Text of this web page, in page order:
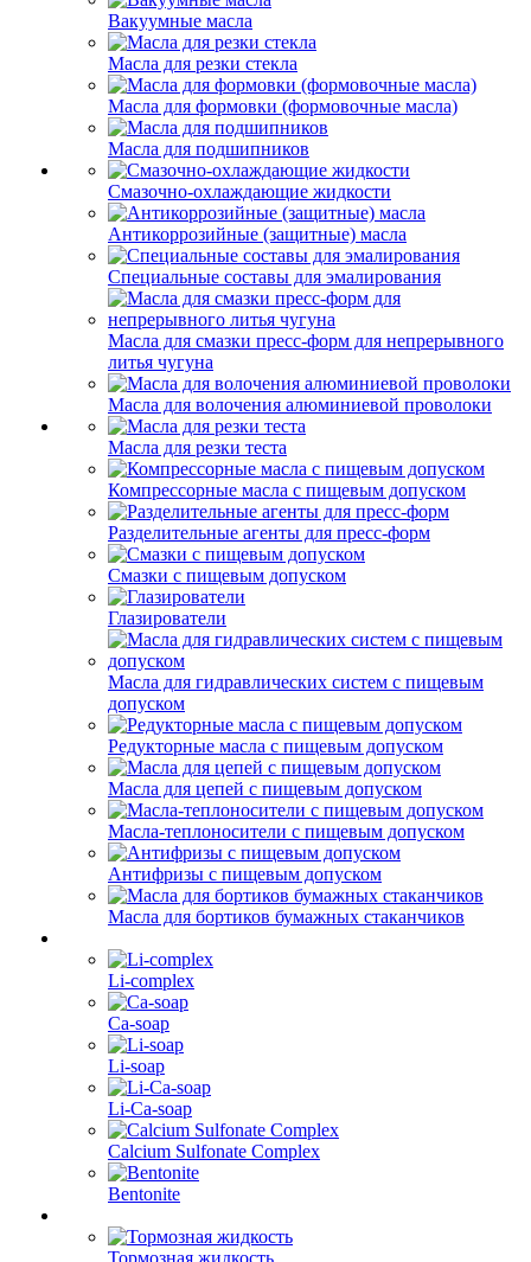
Вакуумные масла
Масла для резки стекла
Масла для формовки (формовочные масла)
Масла для подшипников
Смазочно-охлаждающие жидкости
Антикоррозийные (защитные) масла
Специальные составы для эмалирования
Масла для смазки пресс-форм для непрерывного
литья чугуна
Масла для волочения алюминиевой проволоки
Масла для резки теста
Компрессорные масла с пищевым допуском
Разделительные агенты для пресс-форм
Смазки с пищевым допуском
Глазирователи
Масла для гидравлических систем с пищевым
допуском
Редукторные масла с пищевым допуском
Масла для цепей с пищевым допуском
Масла-теплоносители с пищевым допуском
Антифризы с пищевым допуском
Масла для бортиков бумажных стаканчиков
Li-complex
Ca-soap
Li-soap
Li-Ca-soap
Calcium Sulfonate Complex
Bentonite
Тормозная жидкость